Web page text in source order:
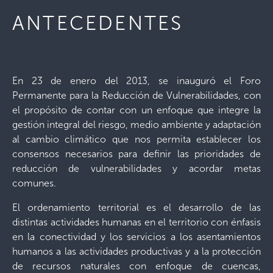
ANTECEDENTES
En 23 de enero del 2013, se inauguró el Foro
Permanente para la Reducción de Vulnerabilidades, con
el propósito de contar con un enfoque que integre la
gestión integral del riesgo, medio ambiente y adaptación
al cambio climático que nos permita establecer los
consensos necesarios para definir las prioridades de
reducción de vulnerabilidades y acordar metas
comunes.
El ordenamiento territorial es el desarrollo de las
distintas actividades humanas en el territorio con énfasis
en la conectividad y los servicios a los asentamientos
humanos a las actividades productivas y a la protección
de recursos naturales con enfoque de cuencas,